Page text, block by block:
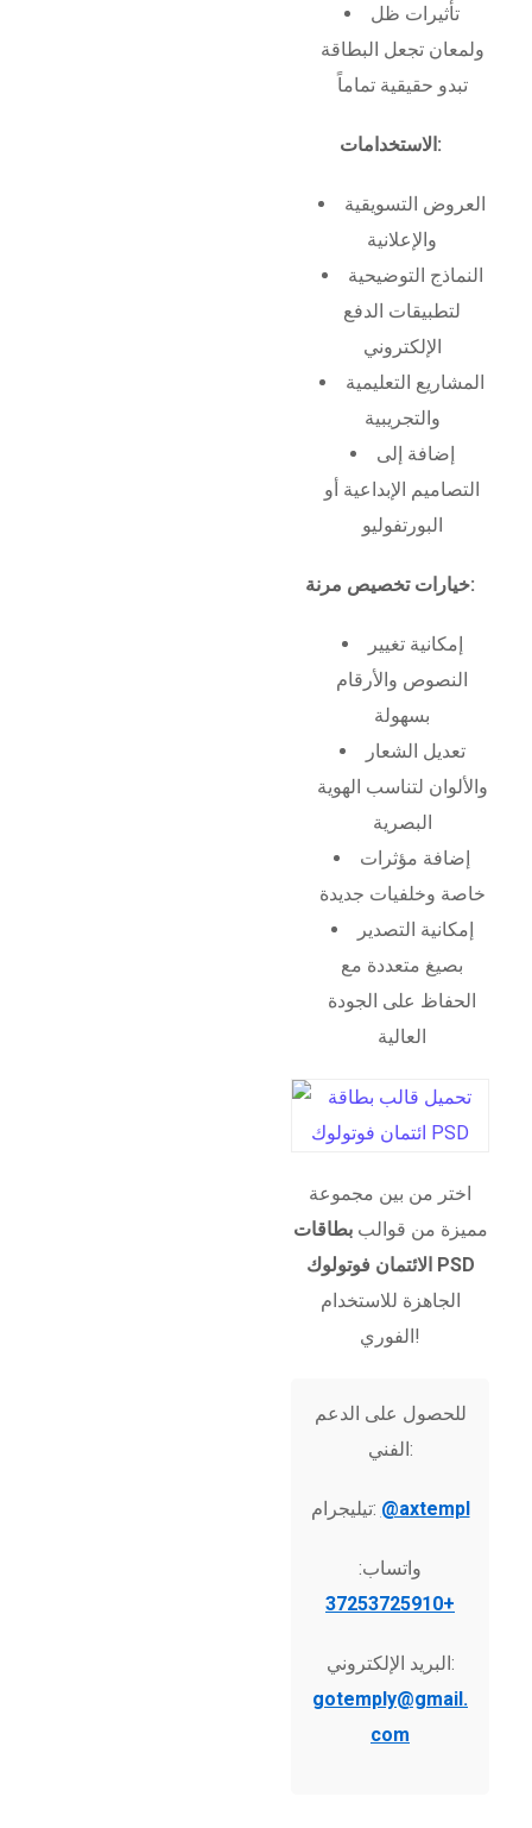
تأثيرات ظل
ولمعان تجعل البطاقة
تبدو حقيقية تماماً
الاستخدامات:
العروض التسويقية
والإعلانية
النماذج التوضيحية
لتطبيقات الدفع
الإلكتروني
المشاريع التعليمية
والتجريبية
إضافة إلى
التصاميم الإبداعية أو
البورتفوليو
خيارات تخصيص مرنة:
إمكانية تغيير
النصوص والأرقام
بسهولة
تعديل الشعار
والألوان لتناسب الهوية
البصرية
إضافة مؤثرات
خاصة وخلفيات جديدة
إمكانية التصدير
بصيغ متعددة مع
الحفاظ على الجودة
العالية
اختر من بين مجموعة
مميزة من قوالببطاقات
الائتمان فوتولوك PSD
الجاهزة للاستخدام
الفوري!
للحصول على الدعم
الفني:
تيليجرام: @axtempl
واتساب:
+37253725910
البريد الإلكتروني:
gotemply@gmail.
com